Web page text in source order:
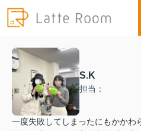
S.K
担当：
一度失敗してしまったにもかかわ